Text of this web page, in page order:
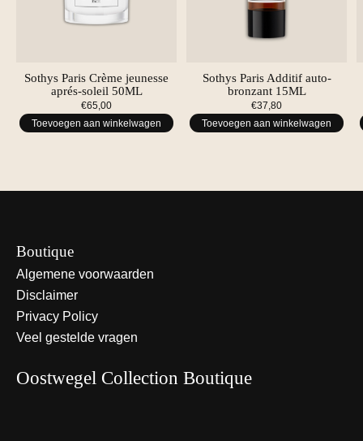
Sothys Paris Crème jeunesse
aprés-soleil 50ML
€65,00
Toevoegen aan winkelwagen
Sothys Paris Additif auto-
bronzant 15ML
€37,80
Toevoegen aan winkelwagen
Boutique
Algemene voorwaarden
Disclaimer
Privacy Policy
Veel gestelde vragen
Oostwegel Collection Boutique